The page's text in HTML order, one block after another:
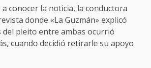
a conocer la noticia, la conductora
donde «La Guzmán» explicó
del pleito entre ambas ocurrió
cuando decidió retirarle su apoyo